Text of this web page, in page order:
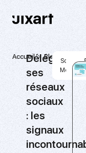
Accueil Blog
ses
réseaux
Déléguer
ses
réseaux
sociaux
: les
signaux
Social
Media